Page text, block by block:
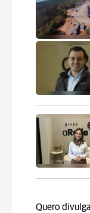
Quero